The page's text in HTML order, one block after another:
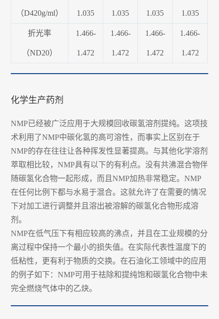
（D420g/ml） 1.035 1.035 1.035 1.035
折光率
（ND20）
1.466-
1.472
1.466-
1.472
1.466-
1.472
1.466-
1.472
化学生产药剂
NMP已经被广泛应用于大规模回收碳氢溶剂提纯。这项技
术利用了NMP中碳化氢的高可溶性，而事实上区别在于
NMP的存在往往让各种挥发性显著提高。与其他化学溶剂
萃取相比较，NMP具有以下的有利点。没有共沸混合物伴
随碳氢化合物一起形成，而且NMP加热非常稳定。NMP
在任何比例下都与水易于混合。这就允许了在需要的情况
下对加工进行调整并且溶出被溶解的碳氢化合物形成溶
剂。
NMP在低气压下有相应较高的沸点，并且在工业规模的分
离过程中保持一个最小的损失值。在实际代表性温度下的
低粘性，更有利于物质的交换。在石油化工领域中的应用
的例子如下：NMP可用于祛除和提纯饱和碳氢化合物中未
完全燃烧气体中的乙炔。